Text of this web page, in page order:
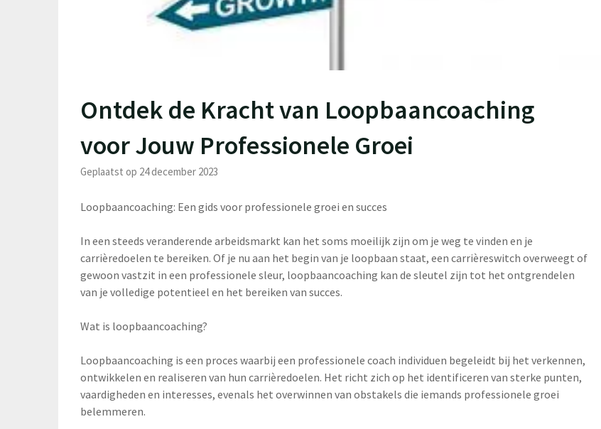
Ontdek de Kracht van Loopbaancoaching
voor Jouw Professionele Groei
Geplaatst op 24 december 2023
Loopbaancoaching: Een gids voor professionele groei en succes
In een steeds veranderende arbeidsmarkt kan het soms moeilijk zijn om je weg te vinden en je
carrièredoelen te bereiken. Of je nu aan het begin van je loopbaan staat, een carrièreswitch overweegt of
gewoon vastzit in een professionele sleur, loopbaancoaching kan de sleutel zijn tot het ontgrendelen
van je volledige potentieel en het bereiken van succes.
Wat is loopbaancoaching?
Loopbaancoaching is een proces waarbij een professionele coach individuen begeleidt bij het verkennen,
ontwikkelen en realiseren van hun carrièredoelen. Het richt zich op het identificeren van sterke punten,
vaardigheden en interesses, evenals het overwinnen van obstakels die iemands professionele groei
belemmeren.